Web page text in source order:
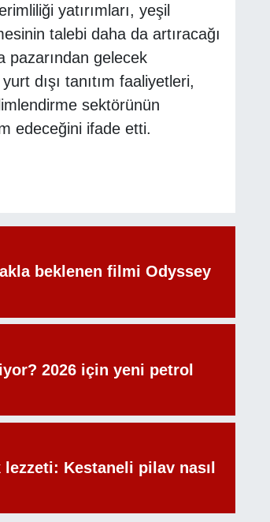
yatırımları, yeşil
talebi daha da artıracağı
pazarından gelecek
dışı tanıtım faaliyetleri,
sektörünün
edeceğini ifade etti.
beklenen filmi Odyssey
2026 için yeni petrol
lezzeti: Kestaneli pilav nasıl